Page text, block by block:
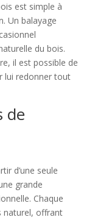
est simple à
Un balayage
du bois.
il est possible de
lui redonner tout
de
d’une seule
grande
Chaque
naturel, offrant